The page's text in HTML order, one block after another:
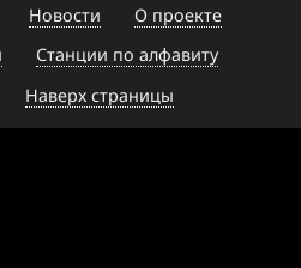
Новости
О проекте
Станции по алфавиту
Наверх страницы